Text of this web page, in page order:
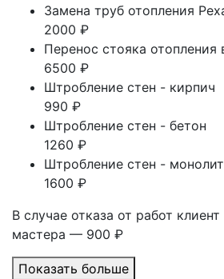
Замена труб отопления
2000 ₽
Перенос стояка отопления
6500 ₽
Штробление стен - кирпич
990 ₽
Штробление стен - бетон
1260 ₽
Штробление стен - монолит
1600 ₽
В случае отказа от работ
мастера — 900 ₽
Показать больше